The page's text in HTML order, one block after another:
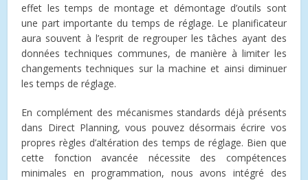
effet les temps de montage et démontage d’outils sont
une part importante du temps de réglage. Le planificateur
aura souvent à l’esprit de regrouper les tâches ayant des
données techniques communes, de manière à limiter les
changements techniques sur la machine et ainsi diminuer
les temps de réglage.
En complément des mécanismes standards déjà présents
dans Direct Planning, vous pouvez désormais écrire vos
propres règles d’altération des temps de réglage. Bien que
cette fonction avancée nécessite des compétences
minimales en programmation, nous avons intégré des